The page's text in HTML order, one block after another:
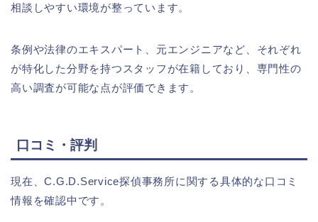
相談しやすい環境が整っています。
条例や法律のエキスパート、元エンジニアなど、それぞれ
が特化した分野を持つスタッフが在籍しており、専門性の
高い調査が可能な点が評価できます。
口コミ・評判
現在、C.G.D.Service探偵事務所に関する具体的な口コミ
情報を確認中です。